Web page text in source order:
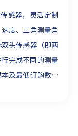
感器，灵活定制
度、三角测量角
头传感器（即两
完成不同的测量
及最低订购数量